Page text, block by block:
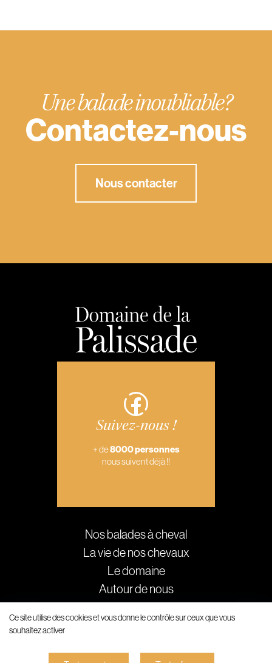
Une balade inoubliable?
Contactez-nous
Nous contacter
Nos balades à cheval
La vie de nos chevaux
Le domaine
Autour de nous
Suivez-nous !
+ de8000 personnes
nous suivent déjà !!
Ce site utilise des cookies et vous donne le contrôle sur ceux que vous
souhaitez activer